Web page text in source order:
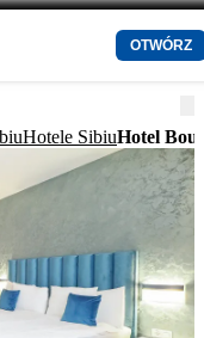
OTWÓRZ
Hotele SibiuHotel